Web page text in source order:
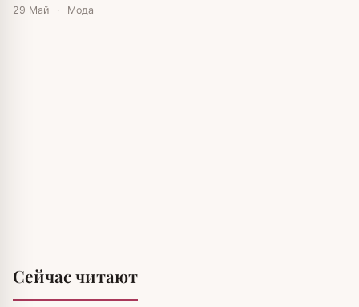
29 Май · Мода
Сейчас читают